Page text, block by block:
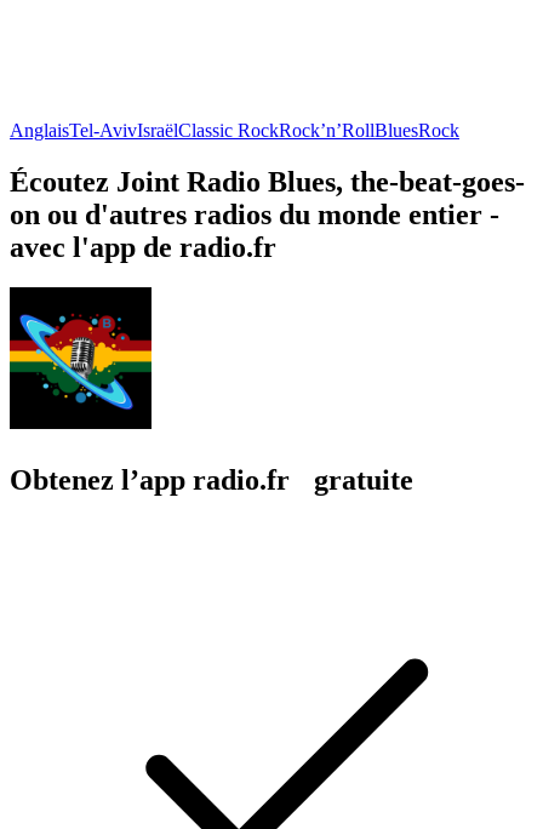
AnglaisTel-AvivIsraëlClassic RockRock’n’RollBluesRock
Écoutez Joint Radio Blues, the-beat-goes-
on ou d'autres radios du monde entier -
avec l'app de radio.fr
Obtenez l’app radio.fr gratuite